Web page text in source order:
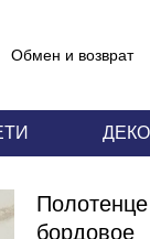
Обмен и возврат
бордовое